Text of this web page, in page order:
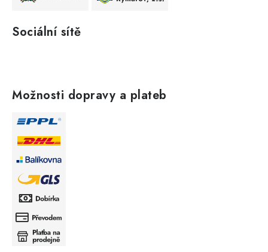
Sociální sítě
Možnosti dopravy a plateb